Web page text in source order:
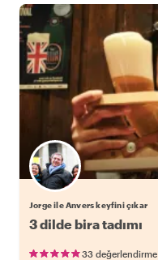
Jorge ile Anvers keyfini çıkar
3 dilde bira tadımı
33 değerlendirme